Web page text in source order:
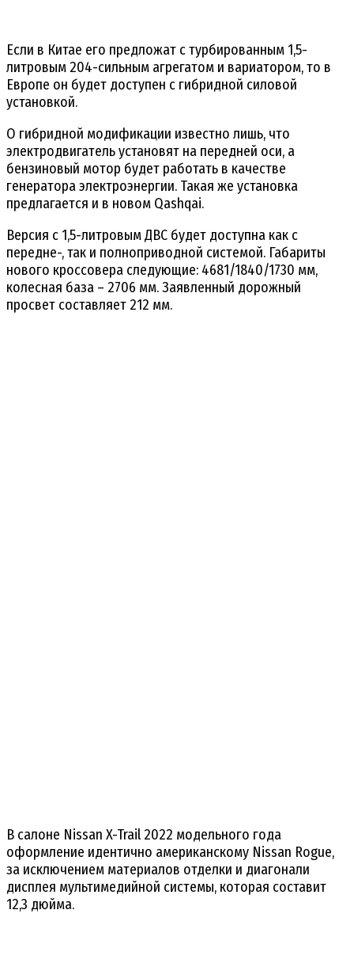
Если в Китае его предложат с турбированным 1,5-
литровым 204-сильным агрегатом и вариатором, то в
Европе он будет доступен с гибридной силовой
установкой.
О гибридной модификации известно лишь, что
электродвигатель установят на передней оси, а
бензиновый мотор будет работать в качестве
генератора электроэнергии. Такая же установка
предлагается и в новом Qashqai.
Версия с 1,5-литровым ДВС будет доступна как с
передне-, так и полноприводной системой. Габариты
нового кроссовера следующие: 4681/1840/1730 мм,
колесная база – 2706 мм. Заявленный дорожный
просвет составляет 212 мм.
В салоне Nissan X-Trail 2022 модельного года
оформление идентично американскому Nissan Rogue,
за исключением материалов отделки и диагонали
дисплея мультимедийной системы, которая составит
12,3 дюйма.